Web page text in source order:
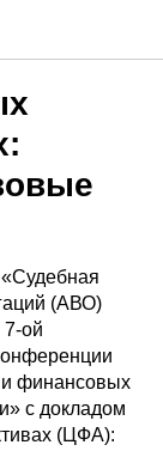
(АВО)
7-ой
финансовых
с докладом
(ЦФА):